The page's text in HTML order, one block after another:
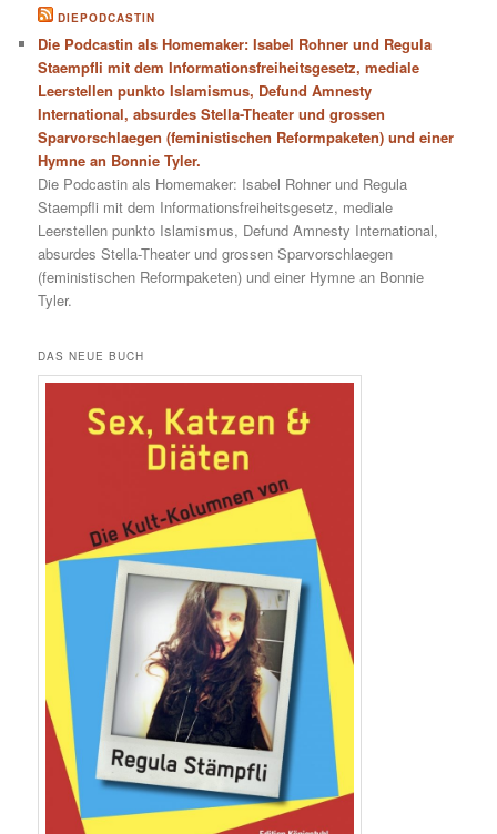
DIEPODCASTIN
Die Podcastin als Homemaker: Isabel Rohner und Regula
Staempfli mit dem Informationsfreiheitsgesetz, mediale
Leerstellen punkto Islamismus, Defund Amnesty
International, absurdes Stella-Theater und grossen
Sparvorschlaegen (feministischen Reformpaketen) und einer
Hymne an Bonnie Tyler.
Die Podcastin als Homemaker: Isabel Rohner und Regula
Staempfli mit dem Informationsfreiheitsgesetz, mediale
Leerstellen punkto Islamismus, Defund Amnesty International,
absurdes Stella-Theater und grossen Sparvorschlaegen
(feministischen Reformpaketen) und einer Hymne an Bonnie
Tyler.
DAS NEUE BUCH